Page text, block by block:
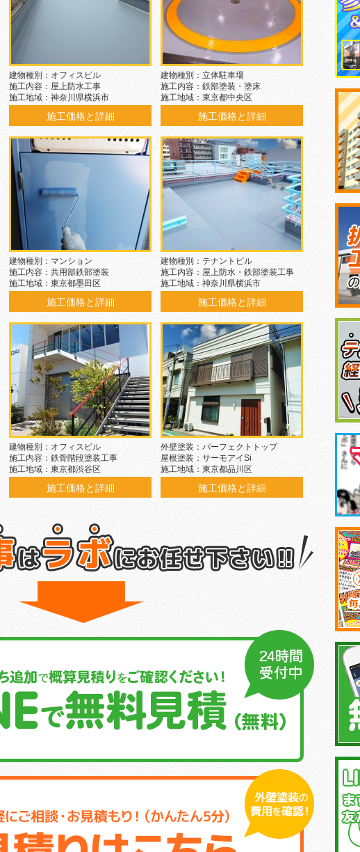
建物種別：オフィスビル
施工内容：屋上防水工事
施工地域：神奈川県横浜市
施工価格と詳細
建物種別：立体駐車場
施工内容：鉄部塗装・塗床
施工地域：東京都中央区
施工価格と詳細
建物種別：マンション
施工内容：共用部鉄部塗装
施工地域：東京都墨田区
施工価格と詳細
建物種別：テナントビル
施工内容：屋上防水・鉄部塗装工事
施工地域：神奈川県横浜市
施工価格と詳細
建物種別：オフィスビル
施工内容：鉄骨階段塗装工事
施工地域：東京都渋谷区
施工価格と詳細
外壁塗装：パーフェクトトップ
屋根塗装：サーモアイSi
施工地域：東京都品川区
施工価格と詳細